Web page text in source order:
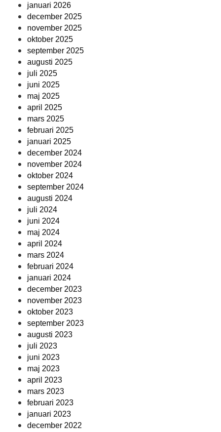
januari 2026
december 2025
november 2025
oktober 2025
september 2025
augusti 2025
juli 2025
juni 2025
maj 2025
april 2025
mars 2025
februari 2025
januari 2025
december 2024
november 2024
oktober 2024
september 2024
augusti 2024
juli 2024
juni 2024
maj 2024
april 2024
mars 2024
februari 2024
januari 2024
december 2023
november 2023
oktober 2023
september 2023
augusti 2023
juli 2023
juni 2023
maj 2023
april 2023
mars 2023
februari 2023
januari 2023
december 2022